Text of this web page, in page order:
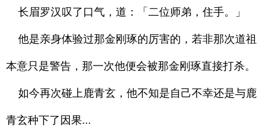
长眉罗汉叹了口气，道：「二位师弟，住手。」
他是亲身体验过那金刚琢的厉害的，若非那次道祖
本意只是警告，那一次他便会被那金刚琢直接打杀。
如今再次碰上鹿青玄，他不知是自己不幸还是与鹿
青玄种下了因果...